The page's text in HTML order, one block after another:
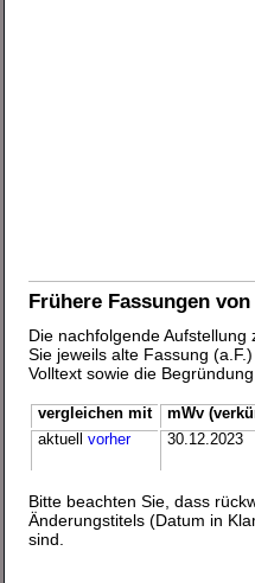
Frühere Fassungen von
Die nachfolgende
Sie jeweils alte Fassung
Volltext sowie die
vergleichen mit mWv
aktuell vorher 30.12.2023
Bitte beachten Sie, dass
Änderungstitels (Datum in
sind.